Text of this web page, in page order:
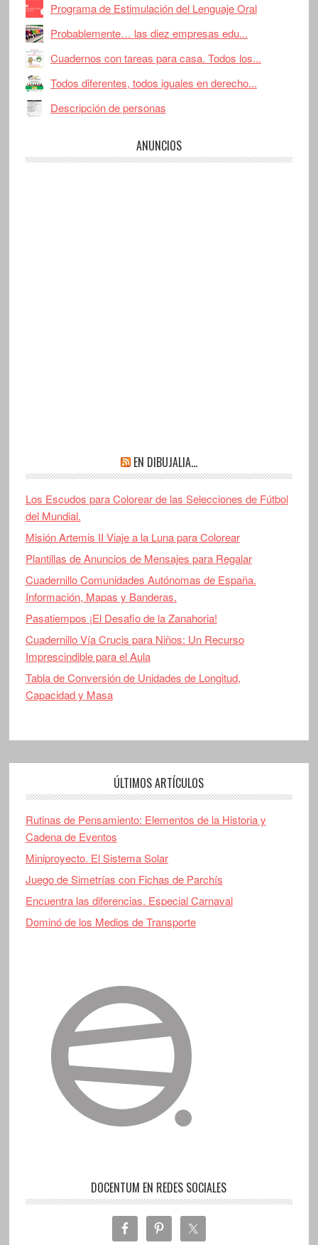
Programa de Estimulación del Lenguaje Oral
Probablemente… las diez empresas edu...
Cuadernos con tareas para casa. Todos los...
Todos diferentes, todos iguales en derecho...
Descripción de personas
ANUNCIOS
EN DIBUJALIA…
Los Escudos para Colorear de las Selecciones de Fútbol
del Mundial.
Misión Artemis II Viaje a la Luna para Colorear
Plantillas de Anuncios de Mensajes para Regalar
Cuadernillo Comunidades Autónomas de España.
Información, Mapas y Banderas.
Pasatiempos ¡El Desafio de la Zanahoria!
Cuadernillo Vía Crucis para Niños: Un Recurso
Imprescindible para el Aula
Tabla de Conversión de Unidades de Longitud,
Capacidad y Masa
ÚLTIMOS ARTÍCULOS
Rutinas de Pensamiento: Elementos de la Historia y
Cadena de Eventos
Miniproyecto. El Sistema Solar
Juego de Simetrías con Fichas de Parchís
Encuentra las diferencias. Especial Carnaval
Dominó de los Medios de Transporte
DOCENTUM EN REDES SOCIALES